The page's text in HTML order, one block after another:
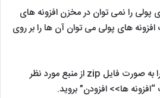
پولی را نمی توان در مخزن افزونه های
های پولی می توان آن ها را بر روی
برای این کار باید اول افزونه را به صورت فایل zip از منبع مورد نظر
ها>> افزودن” بروید.